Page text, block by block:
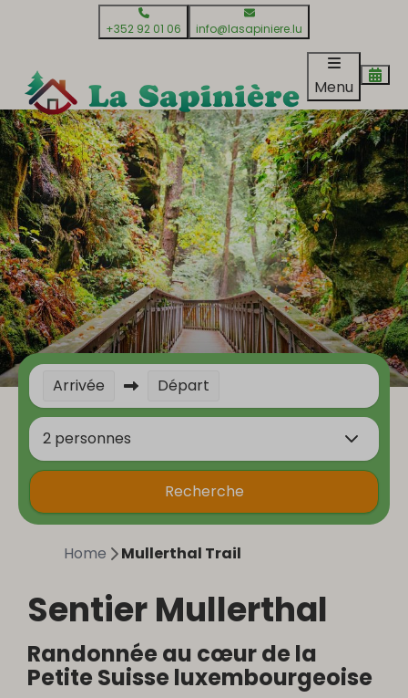
+352 92 01 06 info@lasapiniere.lu
Menu
Arrivée Départ
2 personnes
Recherche
Home Mullerthal Trail
Sentier Mullerthal
Randonnée au cœur de la
Petite Suisse luxembourgeoise